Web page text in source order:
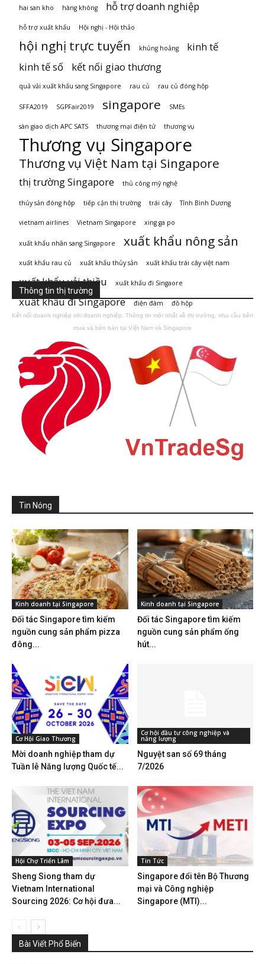
hai san kho hàng không hỗ trợ doanh nghiệp
hỗ trợ xuất khẩu Hội nghị - Hội thảo
hội nghị trực tuyến khủng hoảng
kinh tế
kinh tế số
kết nối giao thương
quả vải xuất khẩu sang Singapore rau củ rau củ đóng hộp
SFFA2019 SGPFair2019 singapore SMEs
sàn giao dịch APC SATS thương mại điện tử thương vụ
Thương vụ Singapore
Thương vụ Việt Nam tại Singapore
thị trường Singapore thủ công mỹ nghệ
thủy sản đóng hộp tiếp cận thị trường trái cây Tỉnh Bình Dương
vietnam airlines Vietnam Singapore xing ga po
xuất khẩu nhãn sang Singapore xuất khẩu nông sản
xuất khẩu rau củ xuất khẩu thủy sản xuất khẩu trái cây việt nam
xuất khẩu vải thiều xuất khẩu đi Singaore
xuất khẩu đi Singapore điện đàm đồ hộp
Thông tin thị trường
Kết nối doanh nghiệp với doanh nghiệp. Thông tin mới nhất về thị trường, nhu cầu bên
mua và bên bán tại Việt Nam và Singapore
Tin Nóng
Kinh doanh tại Singapore
Đối tác Singapore tìm kiếm
nguồn cung sản phẩm pizza
đông...
Kinh doanh tại Singapore
Đối tác Singapore tìm kiếm
nguồn cung sản phẩm ống
hút...
Cơ Hội Giao Thương
Mời doanh nghiệp tham dự
Tuần lễ Năng lượng Quốc tế...
Cơ hội đầu tư công nghiệp và
năng lượng
Nguyệt san số 69 tháng
7/2026
Hội Chợ Triển Lãm
Sheng Siong tham dự
Vietnam International
Sourcing 2026: Cơ hội đưa...
Tin Tức
Singapore đổi tên Bộ Thương
mại và Công nghiệp
Singapore (MTI)...
Bài Viết Phổ Biến